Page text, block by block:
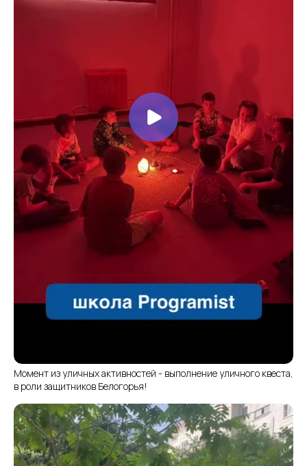
Момент из уличных активностей - выполнение уличного квеста,
в роли защитников Белогорья!